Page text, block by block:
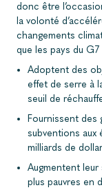
donc être
la volonté
changements
que les pays du G7
Adoptent des
effet de serre à
seuil de
Fournissent
subventions aux
milliards de
Augmentent
plus pauvres en